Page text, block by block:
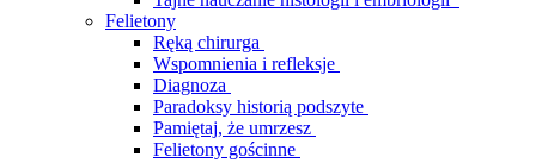
Felietony
Ręką chirurga
Wspomnienia i refleksje
Diagnoza
Paradoksy historią podszyte
Pamiętaj, że umrzesz
Felietony gościnne